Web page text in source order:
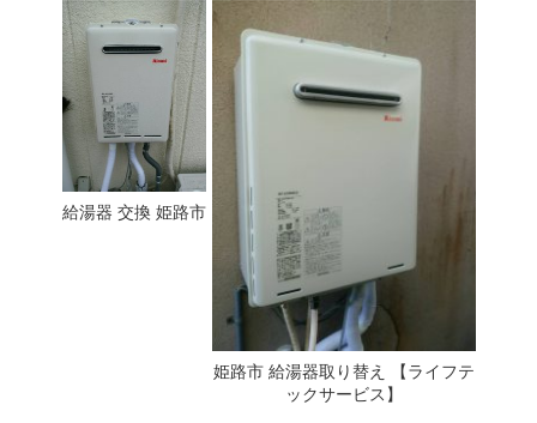
給湯器 交換 姫路市
姫路市 給湯器取り替え 【ライフテ
ックサービス】